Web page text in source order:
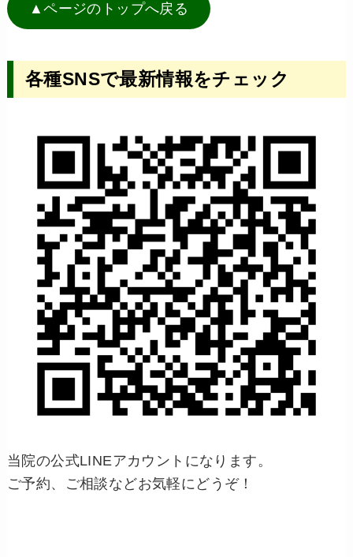
▲ページのトップへ戻る
各種SNSで最新情報をチェック
当院の公式LINEアカウントになります。
ご予約、ご相談などお気軽にどうぞ！